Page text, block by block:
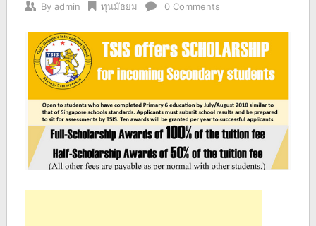
By admin ทุนมัธยม 0 Comments